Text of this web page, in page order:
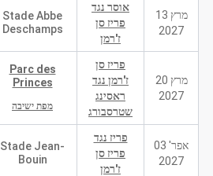
מרץ 13
2027
אוסר נגד
פריז סן
ז'רמן
Stade Abbe
Deschamps
מרץ 20
2027
פריז סן
ז'רמן נגד
ראסינג
שטרסבורג
Parc des
Princes
מפת ישיבה
אפר' 03
2027
פריז נגד
פריז סן
ז'רמן
Stade Jean-
Bouin